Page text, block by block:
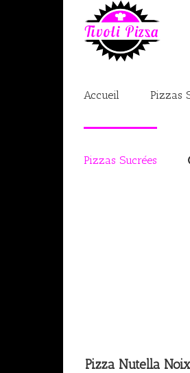
Accueil Pizzas
Pizzas Sucrées
Pizza Nutella Noix